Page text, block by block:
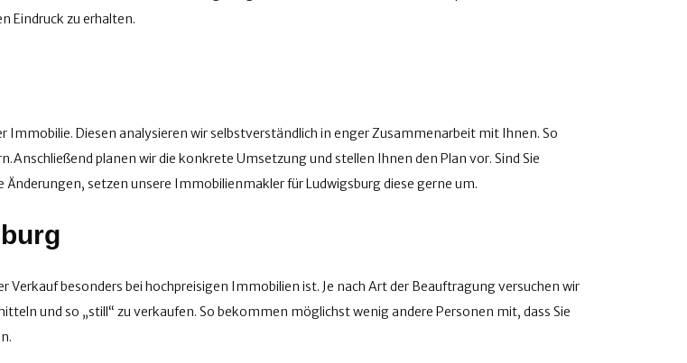
Eindruck zu erhalten.
Immobilie. Diesen analysieren wir selbstverständlich in enger Zusammenarbeit mit Ihnen. So
planen wir die konkrete Umsetzung und stellen Ihnen den Plan vor. Sind Sie
setzen unsere Immobilienmakler für Ludwigsburg diese gerne um.
besonders bei hochpreisigen Immobilien ist. Je nach Art der Beauftragung versuchen wir
und so „still“ zu verkaufen. So bekommen möglichst wenig andere Personen mit, dass Sie